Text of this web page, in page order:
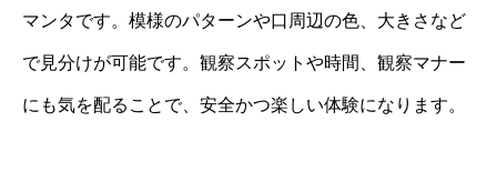
マンタです。模様のパターンや口周辺の色、大きさなど
で見分けが可能です。観察スポットや時間、観察マナー
にも気を配ることで、安全かつ楽しい体験になります。